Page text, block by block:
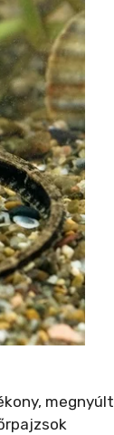
megnyúlt